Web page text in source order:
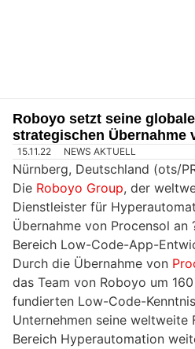
Roboyo setzt seine
strategischen Übernahme
15.11.22 NEWS AKTUELL
Nürnberg, Deutschland (ots/
Die Roboyo Group, der
Dienstleister für
Übernahme von Procensol an
Bereich Low-Code-App-
Durch die Übernahme von
das Team von Roboyo um
fundierten Low-Code-
Unternehmen seine weltweite
Bereich Hyperautomation